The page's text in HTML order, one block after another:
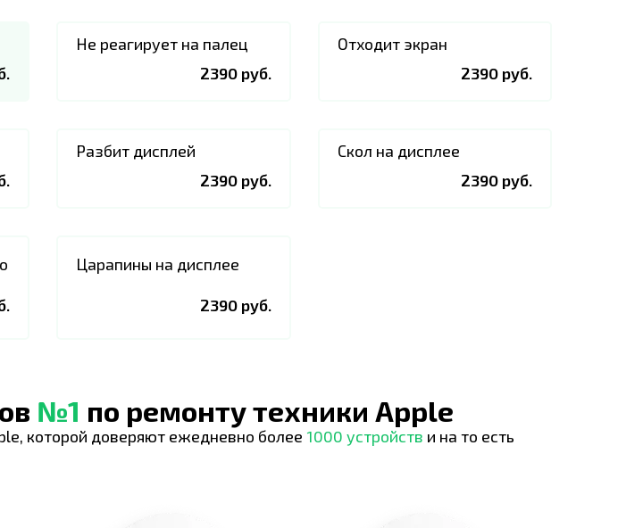
Не реагирует на палец
2390 руб.
Отходит экран
2390 руб.
Разбит дисплей
2390 руб.
Скол на дисплее
2390 руб.
Царапины на дисплее
2390 руб.
№1 по ремонту техники Apple
которой доверяют ежедневно более 1000 устройств и на то есть